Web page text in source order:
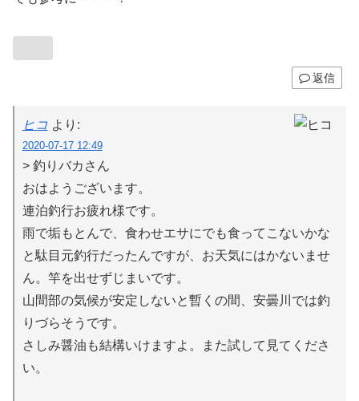
返信
ヒコ より:
2020-07-17 12:49
> 釣りバカさん
おはようございます。
連泊釣行お疲れ様です。
雨で垢もとんで、食わせエサにでも食ってこないかな
と駄目元釣行だったんですが、お天気にはかないませ
ん。竿を出せずじまいです。
山間部の気候が安定しないと暫くの間、安曇川では釣
りづらそうです。
さしみ醤油も結構いけますよ。また試して見てくださ
い。